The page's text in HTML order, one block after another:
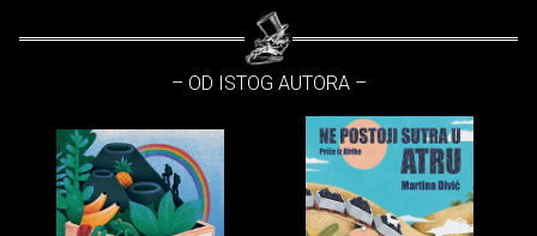
– OD ISTOG AUTORA –